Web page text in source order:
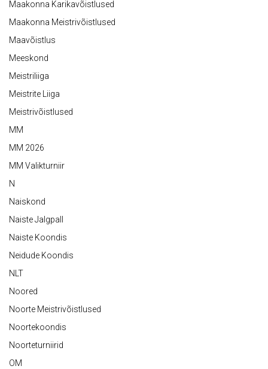
Maakonna Karikavõistlused
Maakonna Meistrivõistlused
Maavõistlus
Meeskond
Meistriliiga
Meistrite Liiga
Meistrivõistlused
MM
MM 2026
MM Valikturniir
N
Naiskond
Naiste Jalgpall
Naiste Koondis
Neidude Koondis
NLT
Noored
Noorte Meistrivõistlused
Noortekoondis
Noorteturniirid
OM